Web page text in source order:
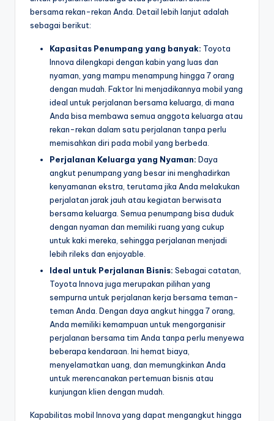
bersama rekan-rekan Anda. Detail lebih lanjut adalah
sebagai berikut:
Kapasitas Penumpang yang banyak: Toyota
Innova dilengkapi dengan kabin yang luas dan
nyaman, yang mampu menampung hingga 7 orang
dengan mudah. Faktor Ini menjadikannya mobil yang
ideal untuk perjalanan bersama keluarga, di mana
Anda bisa membawa semua anggota keluarga atau
rekan-rekan dalam satu perjalanan tanpa perlu
memisahkan diri pada mobil yang berbeda.
Perjalanan Keluarga yang Nyaman: Daya
angkut penumpang yang besar ini menghadirkan
kenyamanan ekstra, terutama jika Anda melakukan
perjalatan jarak jauh atau kegiatan berwisata
bersama keluarga. Semua penumpang bisa duduk
dengan nyaman dan memiliki ruang yang cukup
untuk kaki mereka, sehingga perjalanan menjadi
lebih rileks dan enjoyable.
Ideal untuk Perjalanan Bisnis: Sebagai catatan,
Toyota Innova juga merupakan pilihan yang
sempurna untuk perjalanan kerja bersama teman-
teman Anda. Dengan daya angkut hingga 7 orang,
Anda memiliki kemampuan untuk mengorganisir
perjalanan bersama tim Anda tanpa perlu menyewa
beberapa kendaraan. Ini hemat biaya,
menyelamatkan uang, dan memungkinkan Anda
untuk merencanakan pertemuan bisnis atau
kunjungan klien dengan mudah.
Kapabilitas mobil Innova yang dapat mengangkut hingga